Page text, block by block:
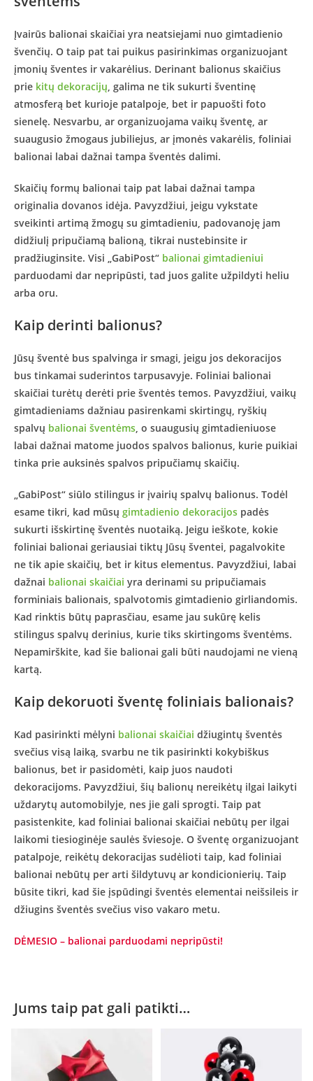
Įvairūs balionai skaičiai yra neatsiejami nuo gimtadienio
švenčių. O taip pat tai puikus pasirinkimas organizuojant
įmonių šventes ir vakarėlius. Derinant balionus skaičius
prie kitų dekoracijų , galima ne tik sukurti šventinę
atmosferą bet kurioje patalpoje, bet ir papuošti foto
sienelę. Nesvarbu, ar organizuojama vaikų šventę, ar
suaugusio žmogaus jubiliejus, ar įmonės vakarėlis, foliniai
balionai labai dažnai tampa šventės dalimi.
Skaičių formų balionai taip pat labai dažnai tampa
originalia dovanos idėja. Pavyzdžiui, jeigu vykstate
sveikinti artimą žmogų su gimtadieniu, padovanoję jam
didžiulį pripučiamą balioną, tikrai nustebinsite ir
pradžiuginsite. Visi „GabiPost“ balionai gimtadieniui
parduodami dar nepripūsti, tad juos galite užpildyti heliu
arba oru.
Kaip derinti balionus?
Jūsų šventė bus spalvinga ir smagi, jeigu jos dekoracijos
bus tinkamai suderintos tarpusavyje. Foliniai balionai
skaičiai turėtų derėti prie šventės temos. Pavyzdžiui, vaikų
gimtadieniams dažniau pasirenkami skirtingų, ryškių
spalvų balionai šventėms , o suaugusių gimtadieniuose
labai dažnai matome juodos spalvos balionus, kurie puikiai
tinka prie auksinės spalvos pripučiamų skaičių.
„GabiPost“ siūlo stilingus ir įvairių spalvų balionus. Todėl
esame tikri, kad mūsų gimtadienio dekoracijos padės
sukurti išskirtinę šventės nuotaiką. Jeigu ieškote, kokie
foliniai balionai geriausiai tiktų Jūsų šventei, pagalvokite
ne tik apie skaičių, bet ir kitus elementus. Pavyzdžiui, labai
dažnai balionai skaičiai yra derinami su pripučiamais
forminiais balionais, spalvotomis gimtadienio girliandomis.
Kad rinktis būtų paprasčiau, esame jau sukūrę kelis
stilingus spalvų derinius, kurie tiks skirtingoms šventėms.
Nepamirškite, kad šie balionai gali būti naudojami ne vieną
kartą.
Kaip dekoruoti šventę foliniais balionais?
Kad pasirinkti mėlyni balionai skaičiai džiugintų šventės
svečius visą laiką, svarbu ne tik pasirinkti kokybiškus
balionus, bet ir pasidomėti, kaip juos naudoti
dekoracijoms. Pavyzdžiui, šių balionų nereikėtų ilgai laikyti
uždarytų automobilyje, nes jie gali sprogti. Taip pat
pasistenkite, kad foliniai balionai skaičiai nebūtų per ilgai
laikomi tiesioginėje saulės šviesoje. O šventę organizuojant
patalpoje, reikėtų dekoracijas sudėlioti taip, kad foliniai
balionai nebūtų per arti šildytuvų ar kondicionierių. Taip
būsite tikri, kad šie įspūdingi šventės elementai neišsileis ir
džiugins šventės svečius viso vakaro metu.
DĖMESIO – balionai parduodami nepripūsti!
Jums taip pat gali patikti…